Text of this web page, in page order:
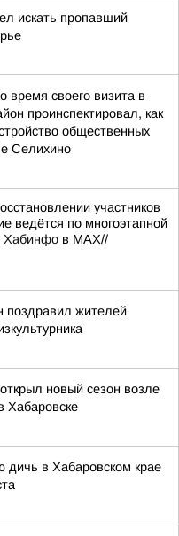
искать пропавший
время своего визита в
проинспектировал, как
общественных
Селихино
участников
ведётся по многоэтапной
Хабинфо в МАХ//
жителей
новый сезон возле
Хабаровске
дичь в Хабаровском крае